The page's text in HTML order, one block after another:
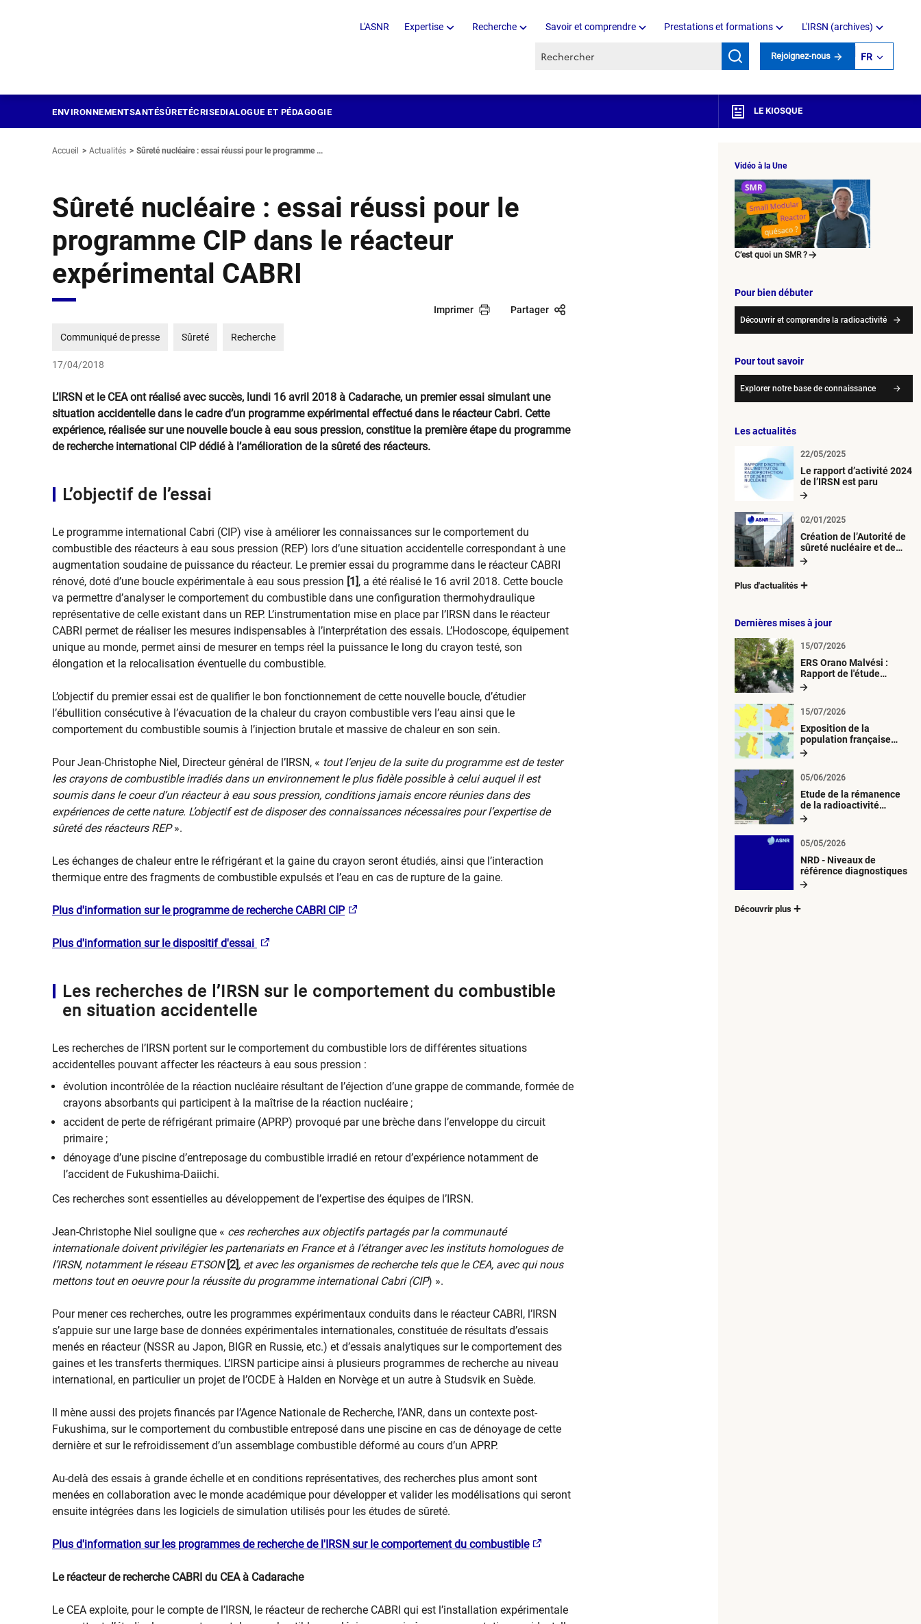
L'ASNR Expertise Recherche Savoir et comprendre Prestations et formations L'IRSN (archives)
Recherche par mots clés Rejoignez-nous FR
ENVIRONNEMENTSANTÉSÛRETÉCRISEDIALOGUE ET PÉDAGOGIE LE KIOSQUE
Accueil Actualités Sûreté nucléaire : essai réussi pour le programme ...
Sûreté nucléaire : essai réussi pour le
programme CIP dans le réacteur
expérimental CABRI
Imprimer Partager
Communiqué de presse Sûreté Recherche
17/04/2018
L’IRSN et le CEA ont réalisé avec succès, lundi 16 avril 2018 à Cadarache, un premier essai simulant une
situation accidentelle dans le cadre d’un programme expérimental effectué dans le réacteur Cabri. Cette
expérience, réalisée sur une nouvelle boucle à eau sous pression, constitue la première étape du programme
de recherche international CIP dédié à l’amélioration de la sûreté des réacteurs.
L’objectif de l’essai
Le programme international Cabri (CIP) vise à améliorer les connaissances sur le comportement du
combustible des réacteurs à eau sous pression (REP) lors d’une situation accidentelle correspondant à une
augmentation soudaine de puissance du réacteur. Le premier essai du programme dans le réacteur CABRI
rénové, doté d’une boucle expérimentale à eau sous pression [1], a été réalisé le 16 avril 2018. Cette boucle
va permettre d’analyser le comportement du combustible dans une configuration thermohydraulique
représentative de celle existant dans un REP. L’instrumentation mise en place par l’IRSN dans le réacteur
CABRI permet de réaliser les mesures indispensables à l’interprétation des essais. L’Hodoscope, équipement
unique au monde, permet ainsi de mesurer en temps réel la puissance le long du crayon testé, son
élongation et la relocalisation éventuelle du combustible.
L’objectif du premier essai est de qualifier le bon fonctionnement de cette nouvelle boucle, d’étudier
l’ébullition consécutive à l’évacuation de la chaleur du crayon combustible vers l’eau ainsi que le
comportement du combustible soumis à l’injection brutale et massive de chaleur en son sein.
Pour Jean-Christophe Niel, Directeur général de l’IRSN, « tout l’enjeu de la suite du programme est de tester
les crayons de combustible irradiés dans un environnement le plus fidèle possible à celui auquel il est
soumis dans le coeur d’un réacteur à eau sous pression, conditions jamais encore réunies dans des
expériences de cette nature. L’objectif est de disposer des connaissances nécessaires pour l’expertise de
sûreté des réacteurs REP».
Les échanges de chaleur entre le réfrigérant et la gaine du crayon seront étudiés, ainsi que l’interaction
thermique entre des fragments de combustible expulsés et l’eau en cas de rupture de la gaine.
Plus d'information sur le programme de recherche CABRI CIP
Plus d'information sur le dispositif d'essai
Les recherches de l’IRSN sur le comportement du combustible
en situation accidentelle
Les recherches de l’IRSN portent sur le comportement du combustible lors de différentes situations
accidentelles pouvant affecter les réacteurs à eau sous pression :
évolution incontrôlée de la réaction nucléaire résultant de l’éjection d’une grappe de commande, formée de
crayons absorbants qui participent à la maîtrise de la réaction nucléaire ;
accident de perte de réfrigérant primaire (APRP) provoqué par une brèche dans l’enveloppe du circuit
primaire ;
dénoyage d’une piscine d’entreposage du combustible irradié en retour d’expérience notamment de
l’accident de Fukushima-Daiichi.
Ces recherches sont essentielles au développement de l’expertise des équipes de l’IRSN.
Jean-Christophe Niel souligne que « ces recherches aux objectifs partagés par la communauté
internationale doivent privilégier les partenariats en France et à l’étranger avec les instituts homologues de
l’IRSN, notamment le réseau ETSON [2], et avec les organismes de recherche tels que le CEA, avec qui nous
mettons tout en oeuvre pour la réussite du programme international Cabri (CIP) ».
Pour mener ces recherches, outre les programmes expérimentaux conduits dans le réacteur CABRI, l’IRSN
s’appuie sur une large base de données expérimentales internationales, constituée de résultats d’essais
menés en réacteur (NSSR au Japon, BIGR en Russie, etc.) et d’essais analytiques sur le comportement des
gaines et les transferts thermiques. L’IRSN participe ainsi à plusieurs programmes de recherche au niveau
international, en particulier un projet de l’OCDE à Halden en Norvège et un autre à Studsvik en Suède.
Il mène aussi des projets financés par l’Agence Nationale de Recherche, l’ANR, dans un contexte post-
Fukushima, sur le comportement du combustible entreposé dans une piscine en cas de dénoyage de cette
dernière et sur le refroidissement d’un assemblage combustible déformé au cours d’un APRP.
Au-delà des essais à grande échelle et en conditions représentatives, des recherches plus amont sont
menées en collaboration avec le monde académique pour développer et valider les modélisations qui seront
ensuite intégrées dans les logiciels de simulation utilisés pour les études de sûreté.
Plus d'information sur les programmes de recherche de l'IRSN sur le comportement du combustible
Le réacteur de recherche CABRI du CEA à Cadarache
Le CEA exploite, pour le compte de l’IRSN, le réacteur de recherche CABRI qui est l’installation expérimentale
Vidéo à la Une
C’est quoi un SMR ?
Pour bien débuter
Découvrir et comprendre la radioactivité
Pour tout savoir
Explorer notre base de connaissance
Les actualités
Le rapport d’activité 2024
de l’IRSN est paru
22/05/2025
Création de l’Autorité de
sûreté nucléaire et de
radioprotection (ASNR)
02/01/2025
Plus d'actualités
Dernières mises à jour
ERS Orano Malvési :
Rapport de l'étude
radiologique du milieu
15/07/2026
Exposition de la
population française
métropolitaine aux
atmosphériques
radioactives depuis 1945
15/07/2026
Etude de la rémanence
de la radioactivité
d’origine artificielle
05/06/2026
NRD - Niveaux de
référence diagnostiques
05/05/2026
Découvrir plus